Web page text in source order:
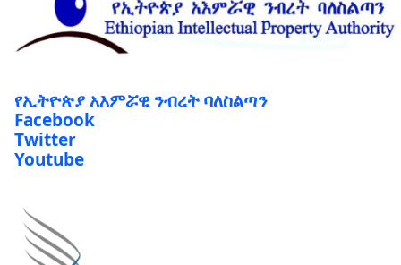
የኢትዮጵያ አእምሯዊ ንብረት ባለስልጣን
Facebook
Twitter
Youtube